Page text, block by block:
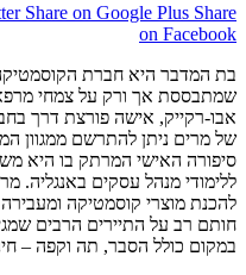
Share on Google Plus Share
on Facebook
בת המדבר היא חברת
שמתבססת אך ורק על צמחי
אבו-רקייק, אישה פורצת דרך
של מרים ניתן להתרשם ממגוון
סיפורה האישי המרתק בו היא
ללימודי מנהל עסקים באנגליה.
להכנת מוצרי קוסמטיקה
חותם רב על התיירים הרבים
במקום כולל הסבר, תה וקפה –